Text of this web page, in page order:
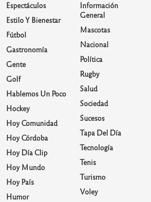
Espectáculos
Estilo Y Bienestar
Fútbol
Gastronomía
Gente
Golf
Hablemos Un Poco
Hockey
Hoy Comunidad
Hoy Córdoba
Hoy Día Clip
Hoy Mundo
Hoy País
Humor
Información
General
Mascotas
Nacional
Política
Rugby
Salud
Sociedad
Sucesos
Tapa Del Día
Tecnología
Tenis
Turismo
Voley